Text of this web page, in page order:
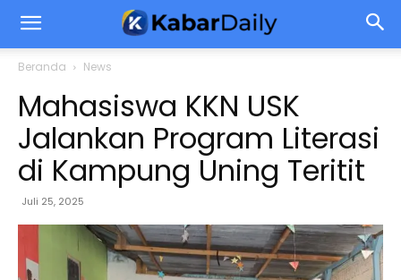
Beranda News
Mahasiswa KKN USK
Jalankan Program Literasi
di Kampung Uning Teritit
Juli 25, 2025